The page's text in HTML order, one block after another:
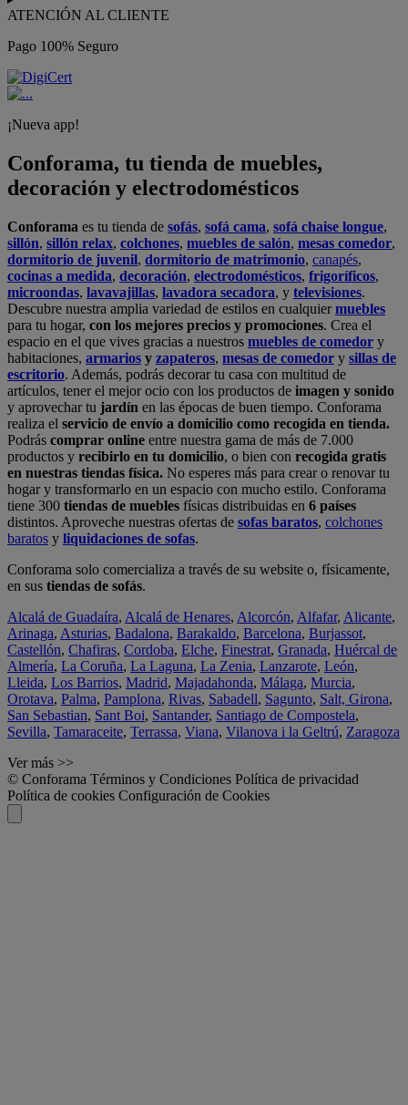
ATENCIÓN AL CLIENTE
Pago 100% Seguro
¡Nueva app!
Conforama, tu tienda de muebles,
decoración y electrodomésticos
Conforama es tu tienda de sofás, sofá cama, sofá chaise longue,
sillón, sillón relax, colchones, muebles de salón, mesas comedor,
dormitorio de juvenil, dormitorio de matrimonio, canapés,
cocinas a medida, decoración, electrodomésticos, frigoríficos,
microondas, lavavajillas, lavadora secadora, y televisiones.
Descubre nuestra amplia variedad de estilos en cualquiermuebles
para tu hogar, con los mejores precios y promociones. Crea el
espacio en el que vives gracias a nuestros muebles de comedor y
habitaciones, armarios y zapateros, mesas de comedor y sillas de
escritorio. Además, podrás decorar tu casa con multitud de
artículos, tener el mejor ocio con los productos de imagen y sonido
y aprovechar tu jardín en las épocas de buen tiempo. Conforama
realiza el servicio de envío a domicilio como recogida en tienda.
Podrás comprar online entre nuestra gama de más de 7.000
productos y recibirlo en tu domicilio, o bien con recogida gratis
en nuestras tiendas física. No esperes más para crear o renovar tu
hogar y transformarlo en un espacio con mucho estilo. Conforama
tiene 300 tiendas de muebles físicas distribuidas en 6 países
distintos. Aproveche nuestras ofertas de sofas baratos, colchones
baratos y liquidaciones de sofas.
Conforama solo comercializa a través de su website o, físicamente,
en sus tiendas de sofás.
Alcalá de Guadaíra, Alcalá de Henares, Alcorcón, Alfafar, Alicante,
Arinaga, Asturias, Badalona, Barakaldo, Barcelona, Burjassot,
Castellón, Chafiras, Cordoba, Elche, Finestrat, Granada, Huércal de
Almería, La Coruña, La Laguna, La Zenia, Lanzarote, León,
Lleida, Los Barrios, Madrid, Majadahonda, Málaga, Murcia,
Orotava, Palma, Pamplona, Rivas, Sabadell, Sagunto, Salt, Girona,
San Sebastian, Sant Boi, Santander, Santiago de Compostela,
Sevilla, Tamaraceite, Terrassa, Viana, Vilanova i la Geltrú, Zaragoza
Ver más >>
© Conforama Términos y Condiciones Política de privacidad
Política de cookies Configuración de Cookies